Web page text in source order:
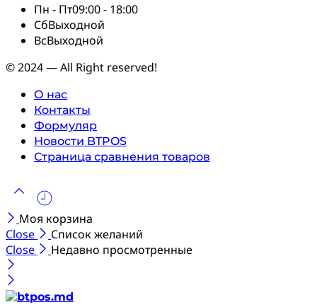
Пн - Пт09:00 - 18:00
СбВыходной
ВсВыходной
© 2024 — All Right reserved!
О нас
Контакты
Формуляр
Новости BTPOS
Страница сравнения товаров
Моя корзина
Close
Список желаний
Close
Недавно просмотренные